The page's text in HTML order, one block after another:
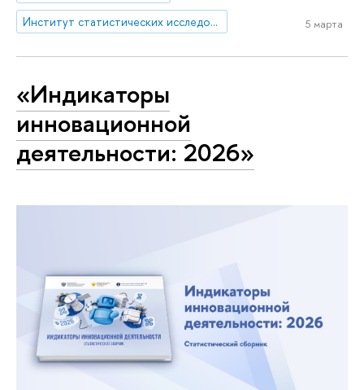
Институт статистических исследований и экономики знаний
5 марта
«Индикаторы
инновационной
деятельности: 2026»